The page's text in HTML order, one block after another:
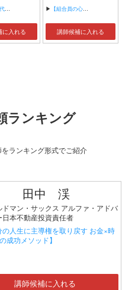
トで戦え！】
に入れる
▶ 【組合員の心をぐっと掴むコミュニケーション術～組合員が「あなたが言うなら」と動き出す３ステップ～】
講師候補に入れる
ランキング
ランキング形式でご紹介
田中 渓
ドマン・サックス アルファ・アドバ
日本不動産投資責任者
の人生に主導権を取り戻す お金×時
成功メソッド】
講師候補に入れる